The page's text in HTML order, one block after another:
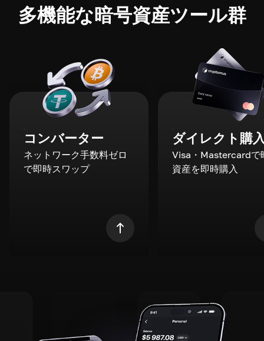
多機能な暗号資産ツール群
コンバーター
ネットワーク手数料ゼロ
で即時スワップ
ダイレクト購
Visa・Mastercardで
資産を即時購入